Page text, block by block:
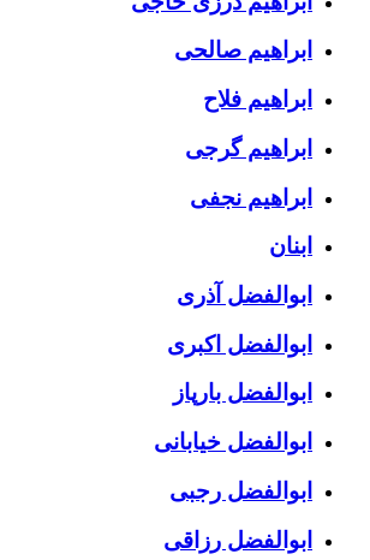
ابراهیم صالحی
ابراهیم فلاح
ابراهیم گرجی
ابراهیم نجفی
ابنان
ابوالفضل آذری
ابوالفضل اکبری
ابوالفضل بارپاز
ابوالفضل خیابانی
ابوالفضل رجبی
ابوالفضل رزاقی